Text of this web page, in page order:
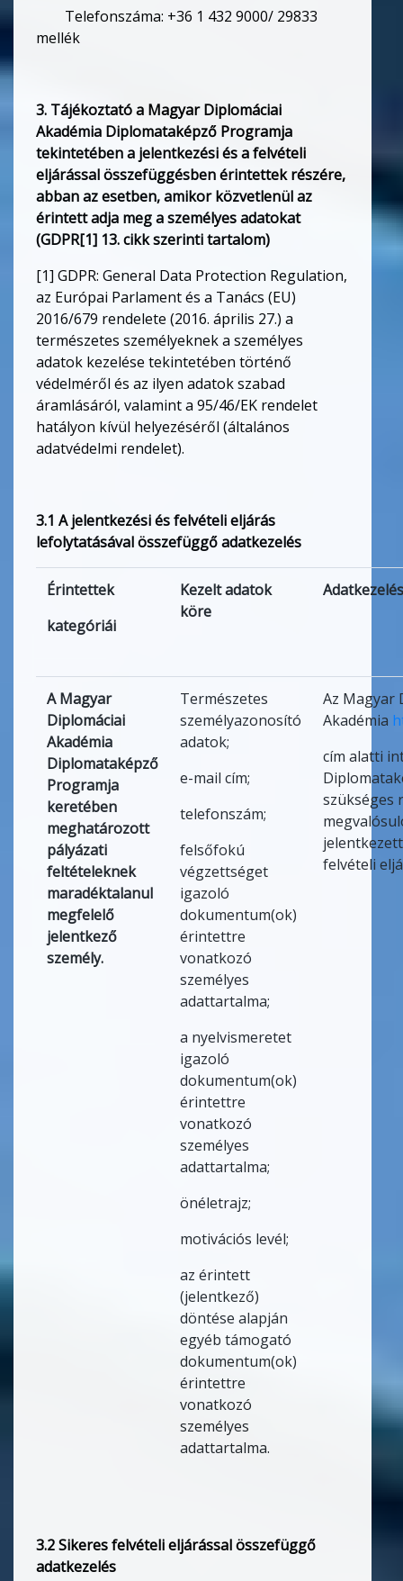
Telefonszáma: +36 1 432 9000/ 29833
mellék
3. Tájékoztató a Magyar Diplomáciai
Akadémia Diplomataképző Programja
tekintetében a jelentkezési és a felvételi
eljárással összefüggésben érintettek részére,
abban az esetben, amikor közvetlenül az
érintett adja meg a személyes adatokat
(GDPR[1] 13. cikk szerinti tartalom)
[1] GDPR: General Data Protection Regulation,
az Európai Parlament és a Tanács (EU)
2016/679 rendelete (2016. április 27.) a
természetes személyeknek a személyes
adatok kezelése tekintetében történő
védelméről és az ilyen adatok szabad
áramlásáról, valamint a 95/46/EK rendelet
hatályon kívül helyezéséről (általános
adatvédelmi rendelet).
3.1 A jelentkezési és felvételi eljárás
lefolytatásával összefüggő adatkezelés
Érintettek
kategóriái
Kezelt adatok
köre
A Magyar
Diplomáciai
Akadémia
Diplomataképző
Programja
keretében
meghatározott
pályázati
feltételeknek
maradéktalanul
megfelelő
jelentkező
személy.
Természetes
személyazonosító
adatok;
e-mail cím;
telefonszám;
felsőfokú
végzettséget
igazoló
dokumentum(ok)
érintettre
vonatkozó
személyes
adattartalma;
a nyelvismeretet
igazoló
dokumentum(ok)
érintettre
vonatkozó
személyes
adattartalma;
önéletrajz;
motivációs levél;
az érintett
(jelentkező)
döntése alapján
egyéb támogató
dokumentum(ok)
érintettre
vonatkozó
személyes
adattartalma.
Az Magyar
Akadémia
cím alatti
szükséges
felvételi
3.2 Sikeres felvételi eljárással összefüggő
adatkezelés